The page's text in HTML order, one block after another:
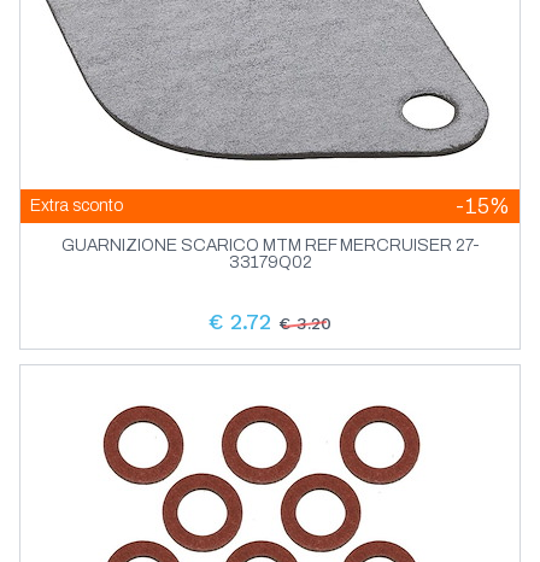
Extra sconto -15%
GUARNIZIONE SCARICO MTM REF MERCRUISER 27-
33179Q02
€ 2.72 € 3.20